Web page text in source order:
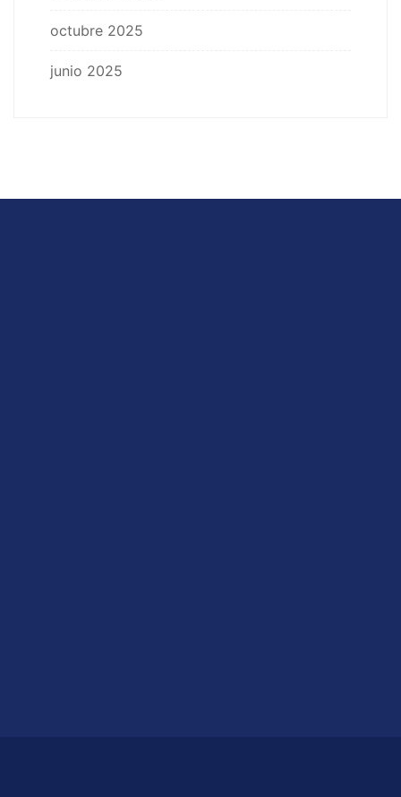
octubre 2025
junio 2025